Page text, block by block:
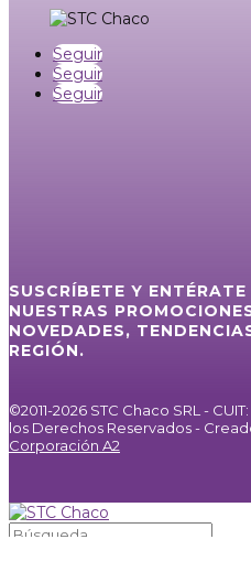
Seguir
Seguir
Seguir
SUSCRÍBETE Y
NUESTRAS
NOVEDADES,
REGIÓN.
©2011-2026 STC Chaco SRL -
los Derechos Reservados -
Corporación A2